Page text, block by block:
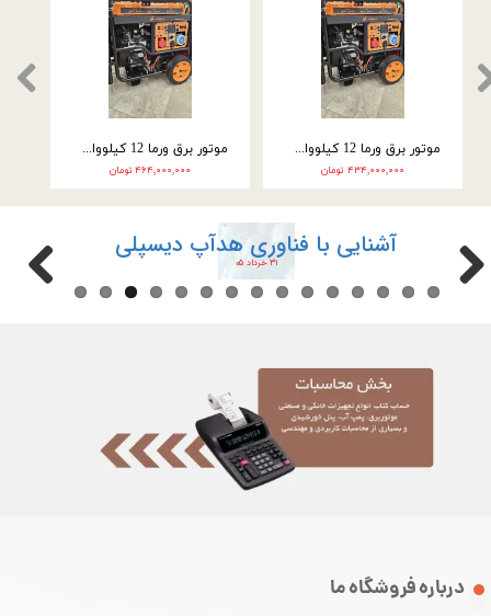
۴۶۴,۰۰۰,۰۰۰ تومان ۴۳۴,۰۰۰,۰۰۰ تومان
آشنایی با فناوری هدآپ دیسپلی
۳۱ خرداد ۰۵
درباره فروشگاه ما